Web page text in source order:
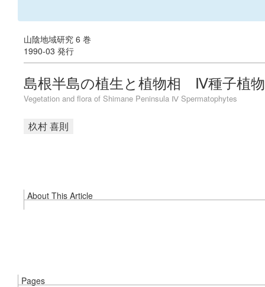
山陰地域研究 6 巻
1990-03 発行
島根半島の植生と植物相 Ⅳ種子植
Vegetation and flora of Shimane Peninsula Ⅳ Spermatophytes
杦村 喜則
About This Article
Pages